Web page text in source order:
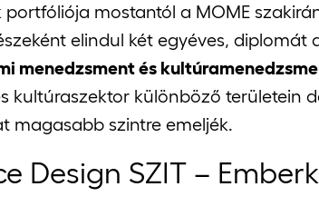
portfóliója mostantól a MOME
elindul két egyéves, diplomát
menedzsment és
kultúraszektor különböző területein
magasabb szintre emeljék.
Design SZIT –